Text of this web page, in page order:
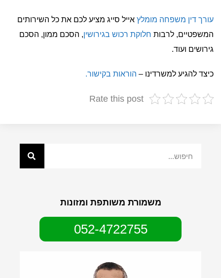
עורך דין משפחה מומלץ אייל סייג מציע לכם את כל השירותים
המשפטיים, לרבות חלוקת רכוש בגירושין, הסכם ממון, הסכם
גירושים ועוד.
כיצד להגיע למשרדינו – הוראות בקישור.
Rate this post
משמורת משותפת ומזונות
052-4722755